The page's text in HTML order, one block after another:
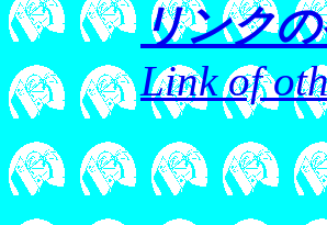
リンク
Link of